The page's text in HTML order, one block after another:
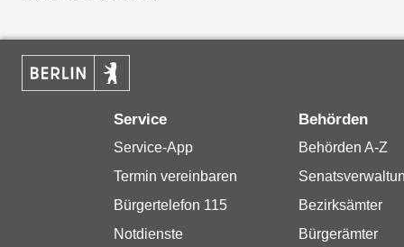
Service
Service-App
Termin vereinbaren
Bürgertelefon 115
Notdienste
Behörden
Behörden A-Z
Bezirksämter
Bürgerämter